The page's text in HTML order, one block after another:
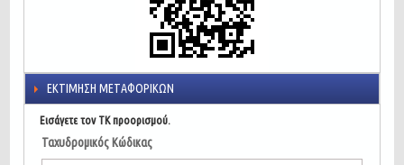
ΕΚΤΊΜΗΣΗ ΜΕΤΑΦΟΡΙΚΏΝ
Εισάγετε τον ΤΚ προορισμού.
Ταχυδρομικός Κώδικας